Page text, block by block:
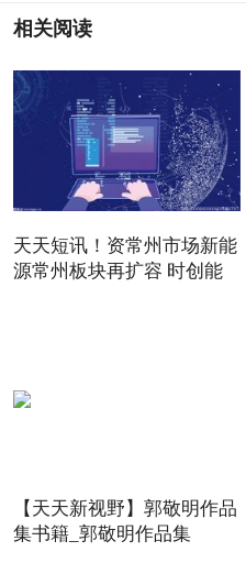
相关阅读
天天短讯！资常州市场新能
源常州板块再扩容 时创能
【天天新视野】郭敬明作品
集书籍_郭敬明作品集